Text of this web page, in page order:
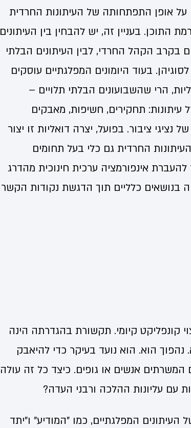
על אופן התפתחותה של העיתונות החרדית
התוכן. בעניין זה, יש להבחין בין העיתונים
בקרב הקהל החרדי, לבין העיתונים הבלתי
בעוד היומונים המפלגתיים עוסקים
הרי שהשבועונים הבלתי תלויים –
עיתונות: תחקירים, חשיפות, מאבקים
ציבור. בפועל, יצרה דואליות זו יצור
החרדית גם כלי בעל תחומים
אינפורמציה ערכית חינוכית מהדרג
בנושאים כלליים תוך הדגשת נקודות הקשר
קונפליקט קיומי. תקשורת בהגדרתה הינה
הוא. הוא נועד בעיקר כדי להיאבק
המשרתים אנשים או גופים. כיצד כל זה עולה
עליונות ההלכה ורבני העדה?
העיתונים המפלגתיים, כמו "המודיע" ו"יתד